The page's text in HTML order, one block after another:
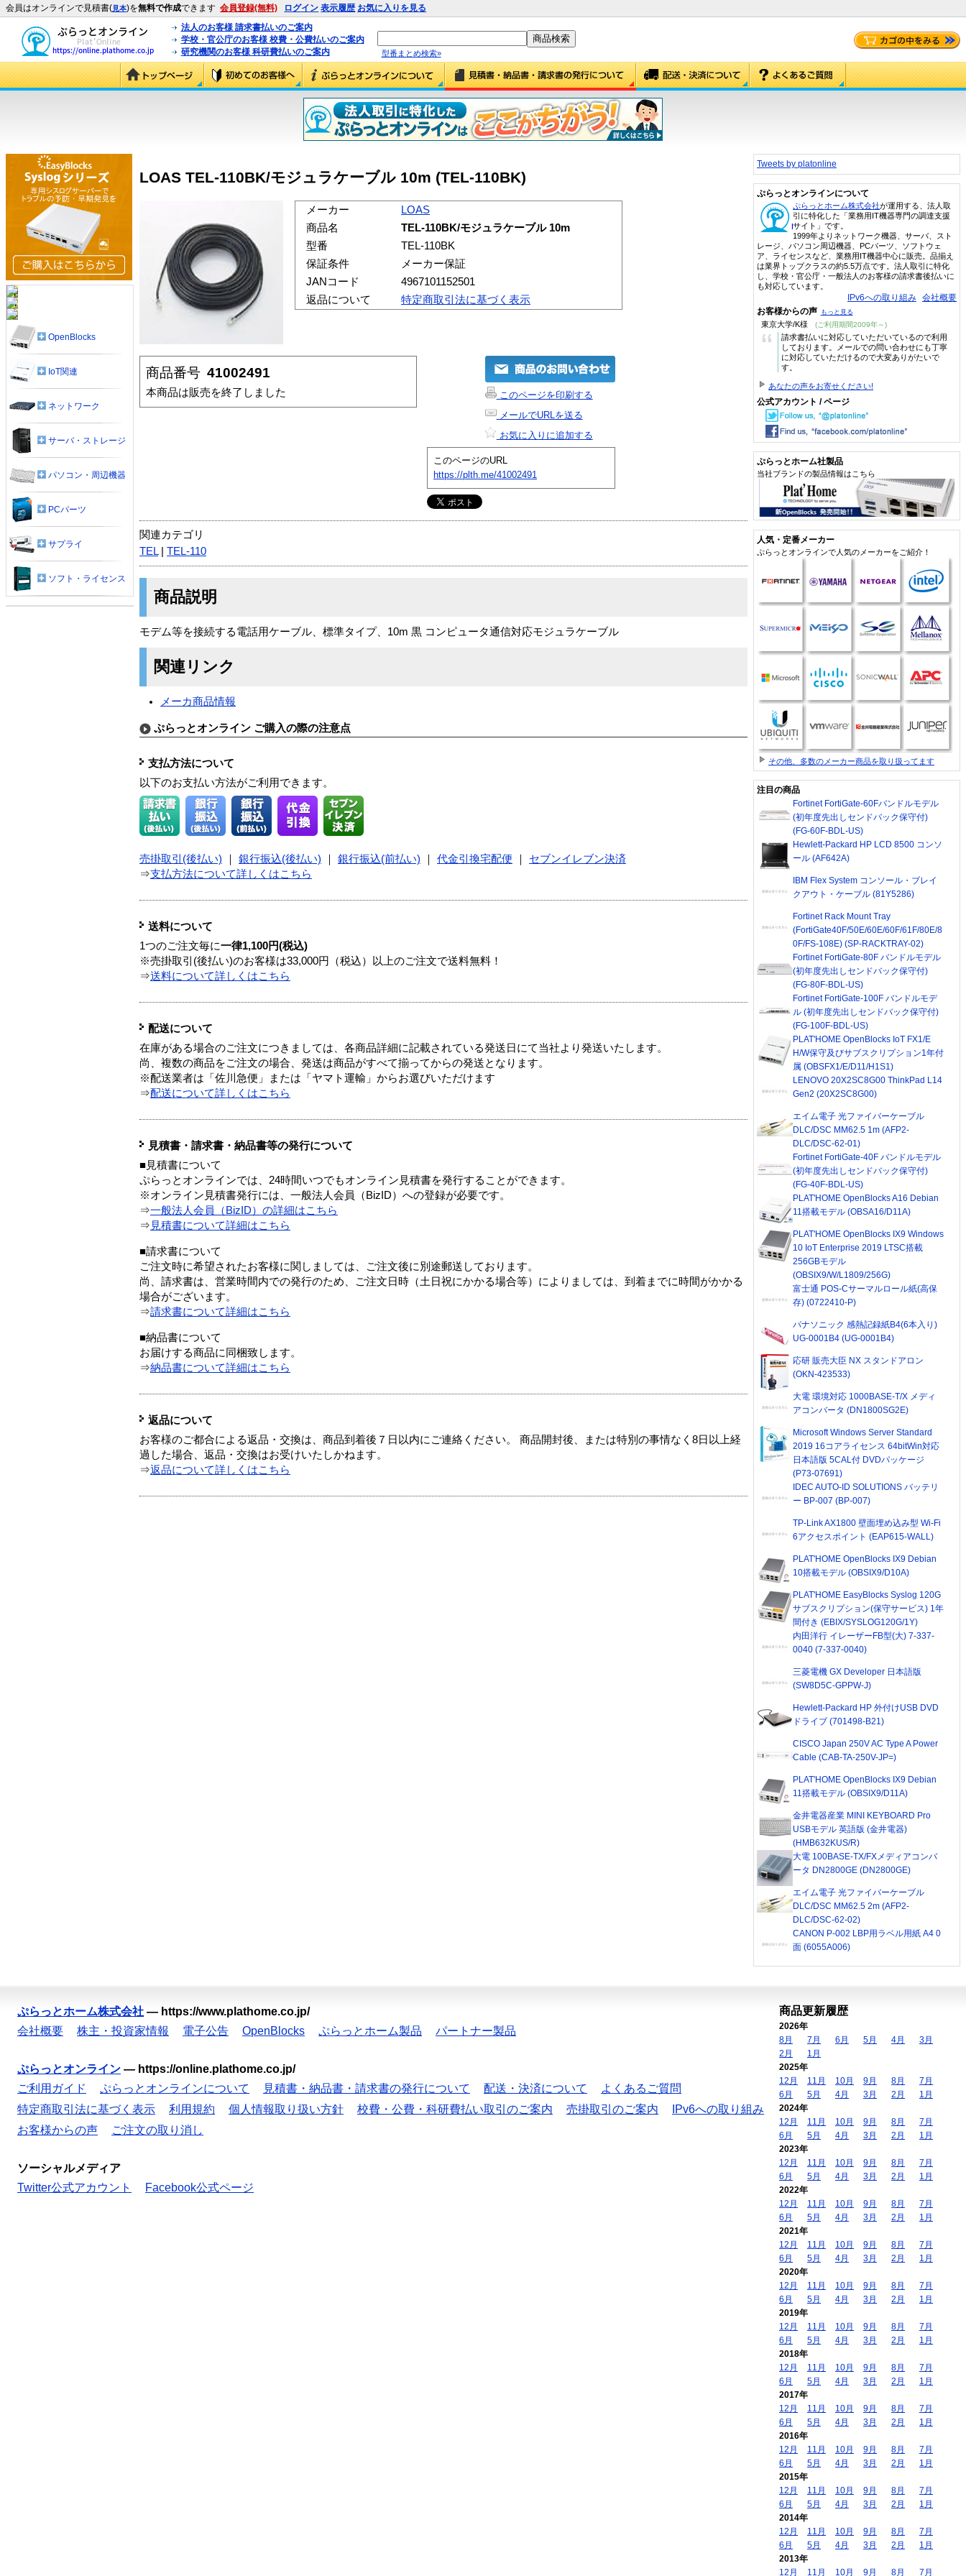
会員はオンラインで見積書(見本)を無料で作成できます 会員登録(無料) ログイン 表示履歴 お気に入りを見る
法人のお客様 請求書払いのご案内
学校・官公庁のお客様 校費・公費払いのご案内
研究機関のお客様 科研費払いのご案内
型番まとめ検索»
LOAS TEL-110BK/モジュラケーブル 10m (TEL-110BK)
メーカー
LOAS
商品名
TEL-110BK/モジュラケーブル 10m
型番
TEL-110BK
保証条件
メーカー保証
JANコード
4967101152501
返品について
特定商取引法に基づく表示
商品番号 41002491
本商品は販売を終了しました
このページを印刷する
メールでURLを送る
お気に入りに追加する
このページのURL
https://plth.me/41002491
関連カテゴリ
TEL| TEL-110
商品説明
モデム等を接続する電話用ケーブル、標準タイプ、10m 黒 コンピュータ通信対応モジュラケーブル
関連リンク
メーカ商品情報
ぷらっとオンライン ご購入の際の注意点
支払方法について
以下のお支払い方法がご利用できます。
売掛取引(後払い) 銀行振込(後払い) 銀行振込(前払い) 代金引換宅配便
セブンイレブン決済
⇒支払方法について詳しくはこちら
送料について
1つのご注文毎に一律1,100円(税込)
※売掛取引(後払い)のお客様は33,000円（税込）以上のご注文で送料無料！
⇒送料について詳しくはこちら
配送について
在庫がある場合のご注文につきましては、各商品詳細に記載されている発送日にて当社より発送いたします。
尚、複数の商品をご注文の場合、発送は商品がすべて揃ってからの発送となります。
※配送業者は「佐川急便」または「ヤマト運輸」からお選びいただけます
⇒配送について詳しくはこちら
見積書・請求書・納品書等の発行について
■見積書について
ぷらっとオンラインでは、24時間いつでもオンライン見積書を発行することができます。
※オンライン見積書発行には、一般法人会員（BizID）への登録が必要です。
⇒一般法人会員（BizID）の詳細はこちら
⇒ 見積書について詳細はこちら
■請求書について
ご注文時に希望されたお客様に関しましては、ご注文後に別途郵送しております。
尚、請求書は、営業時間内での発行のため、ご注文日時（土日祝にかかる場合等）によりましては、到着までに時間がかかる
場合がございます。
⇒請求書について詳細はこちら
■納品書について
お届けする商品に同梱致します。
⇒納品書について詳細はこちら
返品について
お客様のご都合による返品・交換は、商品到着後７日以内にご連絡ください。 商品開封後、または特別の事情なく8日以上経
過した場合、返品・交換はお受けいたしかねます。
⇒返品について詳しくはこちら
OpenBlocks
IoT関連
ネットワーク
サーバ・ストレージ
パソコン・周辺機器
PCパーツ
サプライ
ソフト・ライセンス
Tweets by platonline
ぷらっとオンラインについて
ぷらっとホーム株式会社が運用する、法人取
引に特化した「業務用IT機器専門の調達支援
サイト」です。
1999年よりネットワーク機器、サーバ、スト
レージ、パソコン周辺機器、PCパーツ、ソフトウェ
ア、ライセンスなど、業務用IT機器中心に販売。品揃え
は業界トップクラスの約5.5万点です。法人取引に特化
し、学校・官公庁・一般法人のお客様の請求書後払いに
も対応しています。
IPv6への取り組み 会社概要
お客様からの声 もっと見る
東京大学/K様 (ご利用期間2009年～)
“
請求書払いに対応していただいているので利用
しております。メールでの問い合わせにも丁寧
に対応していただけるので大変ありがたいで
す。
あなたの声をお寄せください!
公式アカウント / ページ
ぷらっとホーム社製品
当社ブランドの製品情報はこちら
人気・定番メーカー
ぷらっとオンラインで人気のメーカーをご紹介！
その他、多数のメーカー商品を取り扱ってます
注目の商品
Fortinet FortiGate-60Fバンドルモデル
(初年度先出しセンドバック保守付)
(FG-60F-BDL-US)
Hewlett-Packard HP LCD 8500 コンソ
ール (AF642A)
IBM Flex System コンソール・ブレイ
クアウト・ケーブル (81Y5286)
Fortinet Rack Mount Tray
(FortiGate40F/50E/60E/60F/61F/80E/8
0F/FS-108E) (SP-RACKTRAY-02)
Fortinet FortiGate-80F バンドルモデル
(初年度先出しセンドバック保守付)
(FG-80F-BDL-US)
Fortinet FortiGate-100F バンドルモデ
ル (初年度先出しセンドバック保守付)
(FG-100F-BDL-US)
PLAT'HOME OpenBlocks IoT FX1/E
H/W保守及びサブスクリプション1年付
属 (OBSFX1/E/D11/H1S1)
LENOVO 20X2SC8G00 ThinkPad L14
Gen2 (20X2SC8G00)
エイム電子 光ファイバーケーブル
DLC/DSC MM62.5 1m (AFP2-
DLC/DSC-62-01)
Fortinet FortiGate-40F バンドルモデル
(初年度先出しセンドバック保守付)
(FG-40F-BDL-US)
PLAT'HOME OpenBlocks A16 Debian
11搭載モデル (OBSA16/D11A)
PLAT'HOME OpenBlocks IX9 Windows
10 IoT Enterprise 2019 LTSC搭載
256GBモデル
(OBSIX9/W/L1809/256G)
富士通 POS-Cサーマルロール紙(高保
存) (0722410-P)
パナソニック 感熱記録紙B4(6本入り)
UG-0001B4 (UG-0001B4)
応研 販売大臣 NX スタンドアロン
(OKN-423533)
大電 環境対応 1000BASE-T/X メディ
アコンバータ (DN1800SG2E)
Microsoft Windows Server Standard
2019 16コアライセンス 64bitWin対応
日本語版 5CAL付 DVDパッケージ
(P73-07691)
IDEC AUTO-ID SOLUTIONS バッテリ
ー BP-007 (BP-007)
TP-Link AX1800 壁面埋め込み型 Wi-Fi
6アクセスポイント (EAP615-WALL)
PLAT'HOME OpenBlocks IX9 Debian
10搭載モデル (OBSIX9/D10A)
PLAT'HOME EasyBlocks Syslog 120G
サブスクリプション(保守サービス) 1年
間付き (EBIX/SYSLOG120G/1Y)
内田洋行 イレーザーFB型(大) 7-337-
0040 (7-337-0040)
三菱電機 GX Developer 日本語版
(SW8D5C-GPPW-J)
Hewlett-Packard HP 外付けUSB DVD
ドライブ (701498-B21)
CISCO Japan 250V AC Type A Power
Cable (CAB-TA-250V-JP=)
PLAT'HOME OpenBlocks IX9 Debian
11搭載モデル (OBSIX9/D11A)
金井電器産業 MINI KEYBOARD Pro
USBモデル 英語版 (金井電器)
(HMB632KUS/R)
大電 100BASE-TX/FXメディアコンバ
ータ DN2800GE (DN2800GE)
エイム電子 光ファイバーケーブル
DLC/DSC MM62.5 2m (AFP2-
DLC/DSC-62-02)
CANON P-002 LBP用ラベル用紙 A4 0
面 (6055A006)
ぷらっとホーム株式会社 — https://www.plathome.co.jp/
会社概要
株主・投資家情報 電子公告 OpenBlocks ぷらっとホーム製品 パートナー製品
ぷらっとオンライン — https://online.plathome.co.jp/
ご利用ガイド
ぷらっとオンラインについて 見積書・納品書・請求書の発行について 配送・決済について
よくあるご質問
特定商取引法に基づく表示
利用規約 個人情報取り扱い方針 校費・公費・科研費払い取引のご案内 売掛取引のご案内
IPv6への取り組み
お客様からの声
ご注文の取り消し
ソーシャルメディア
Twitter公式アカウント
Facebook公式ページ
商品更新履歴
2026年
8月
7月 6月 5月 4月
3月
2月
1月
2025年
12月
11月 10月 9月 8月
7月
6月
5月 4月 3月 2月
1月
2024年
12月
11月 10月 9月 8月
7月
6月
5月 4月 3月 2月
1月
2023年
12月
11月 10月 9月 8月
7月
6月
5月 4月 3月 2月
1月
2022年
12月
11月 10月 9月 8月
7月
6月
5月 4月 3月 2月
1月
2021年
12月
11月 10月 9月 8月
7月
6月
5月 4月 3月 2月
1月
2020年
12月
11月 10月 9月 8月
7月
6月
5月 4月 3月 2月
1月
2019年
12月
11月 10月 9月 8月
7月
6月
5月 4月 3月 2月
1月
2018年
12月
11月 10月 9月 8月
7月
6月
5月 4月 3月 2月
1月
2017年
12月
11月 10月 9月 8月
7月
6月
5月 4月 3月 2月
1月
2016年
12月
11月 10月 9月 8月
7月
6月
5月 4月 3月 2月
1月
2015年
12月
11月 10月 9月 8月
7月
6月
5月 4月 3月 2月
1月
2014年
12月
11月 10月 9月 8月
7月
6月
5月 4月 3月 2月
1月
2013年
12月
11月 10月 9月 8月 7月